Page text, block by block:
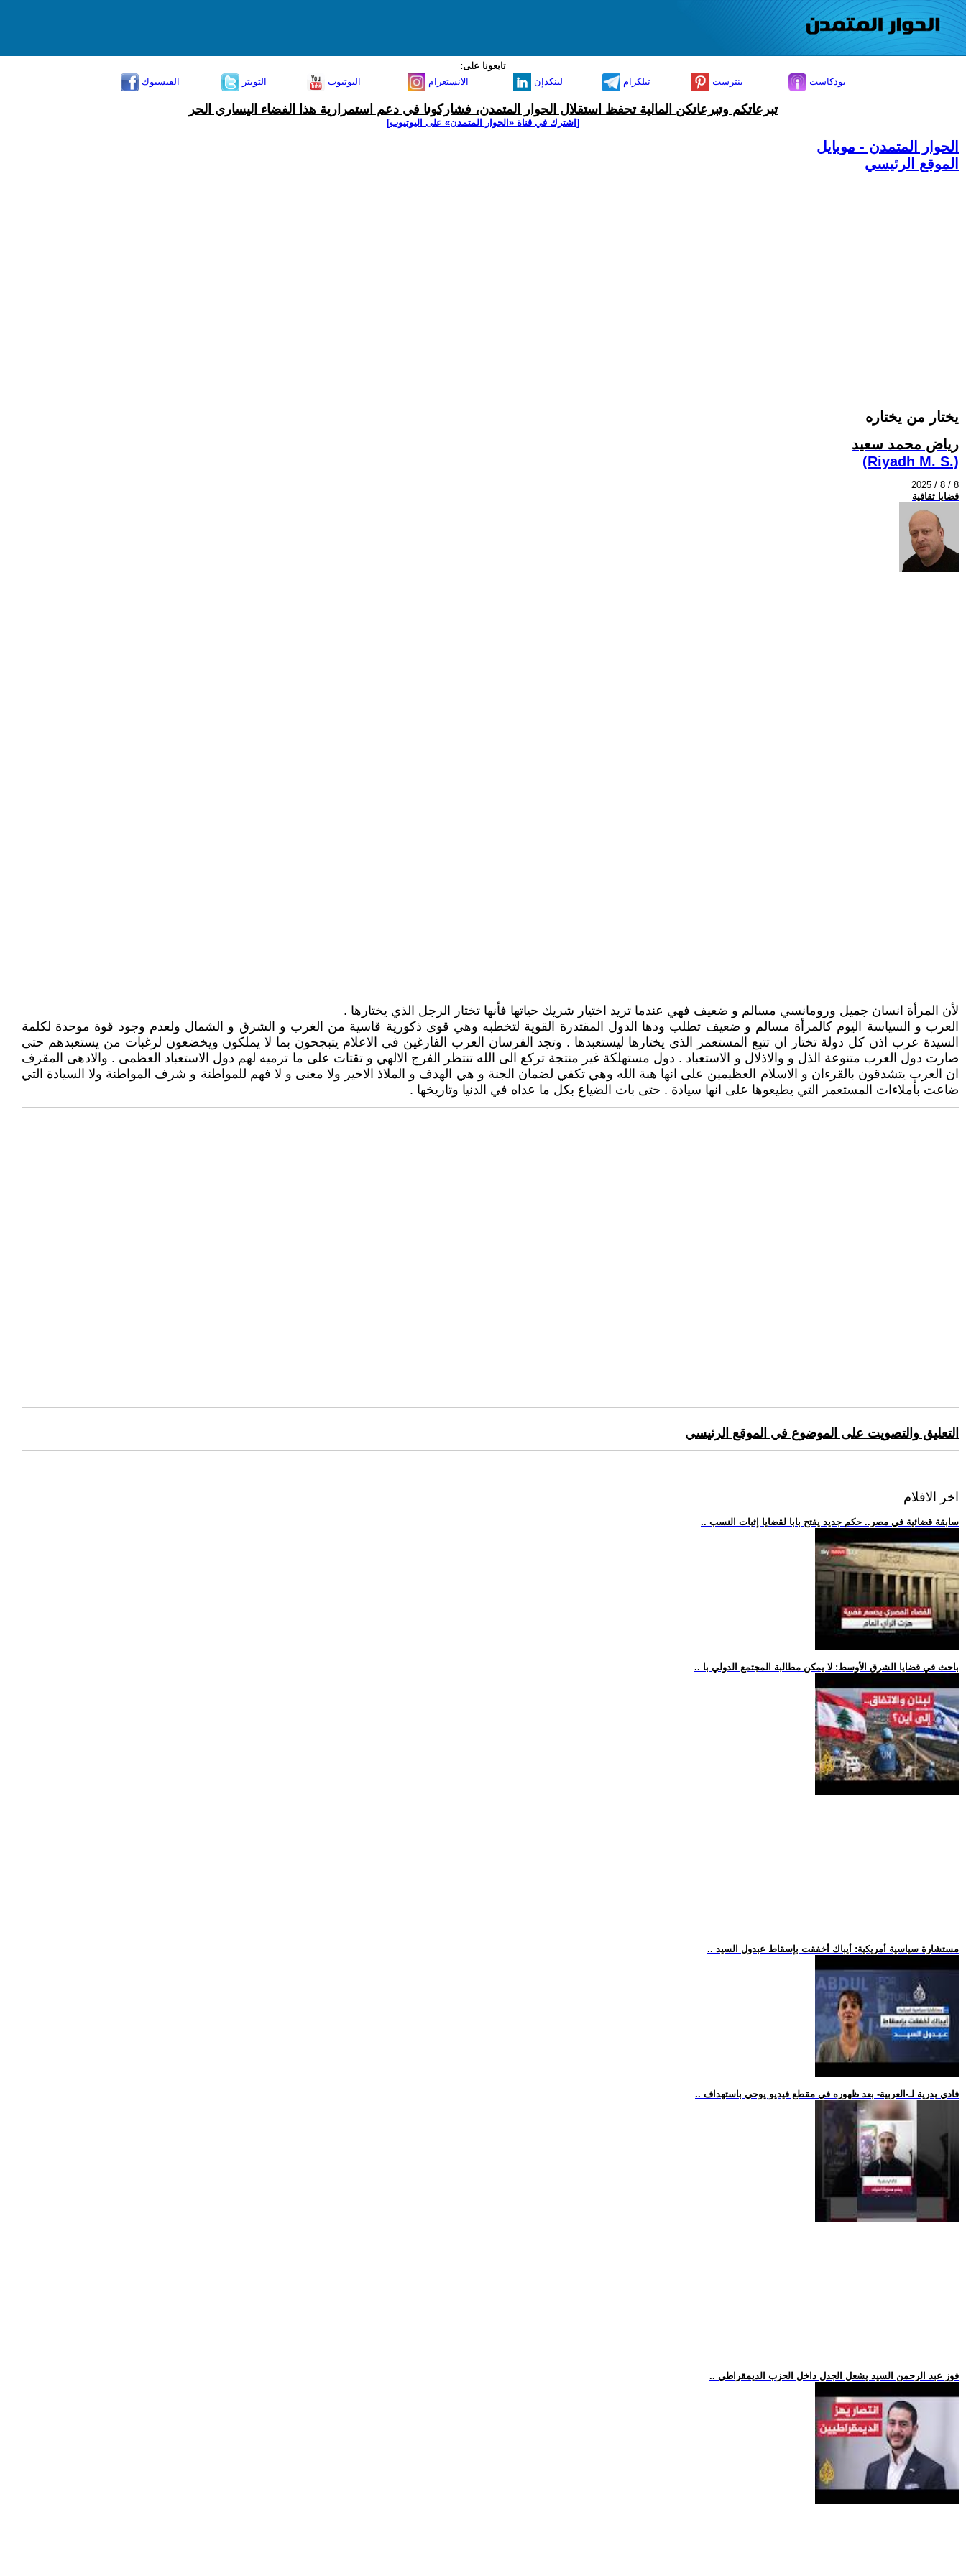
تابعونا على:
الفيسبوك
التويتر اليوتيوب الانستغرام لينكدإن تيلكرام بنترست بودكاست
تبرعاتكم وتبرعاتكن المالية تحفظ استقلال الحوار المتمدن، فشاركونا في دعم استمرارية هذا الفضاء اليساري الحر
[اشترك في قناة ‫«الحوار المتمدن» على اليوتيوب]
الحوار المتمدن - موبايل
الموقع الرئيسي
يختار من يختاره
رياض محمد سعيد
(Riyadh M. S.)
2025 / 8 / 8
قضايا ثقافية
لأن المرأة انسان جميل ورومانسي مسالم و ضعيف فهي عندما تريد اختيار شريك حياتها فأنها تختار الرجل الذي يختارها .
العرب و السياسة اليوم كالمرأة مسالم و ضعيف تطلب ودها الدول المقتدرة القوية لتخطبه وهي قوى ذكورية قاسية من الغرب و الشرق و الشمال ولعدم وجود قوة موحدة لكلمة
السيدة عرب اذن كل دولة تختار ان تتبع المستعمر الذي يختارها ليستعبدها . وتجد الفرسان العرب الفارغين في الاعلام يتبجحون بما لا يملكون ويخضعون لرغبات من يستعبدهم حتى
صارت دول العرب متنوعة الذل و والاذلال و الاستعباد . دول مستهلكة غير منتجة تركع الى الله تنتظر الفرج الالهي و تقتات على ما ترميه لهم دول الاستعباد العظمى . والادهى المقرف
ان العرب يتشدقون بالقرءان و الاسلام العظيمين على انها هبة الله وهي تكفي لضمان الجنة و هي الهدف و الملاذ الاخير ولا معنى و لا فهم للمواطنة و شرف المواطنة ولا السيادة التي
ضاعت بأملاءات المستعمر التي يطيعوها على انها سيادة . حتى بات الضياع بكل ما عداه في الدنيا وتاريخها .
التعليق والتصويت على الموضوع في الموقع الرئيسي
اخر الافلام
.. سابقة قضائية في مصر.. حكم جديد يفتح بابا لقضايا إثبات النسب
.. باحث في قضايا الشرق الأوسط: لا يمكن مطالبة المجتمع الدولي با
.. مستشارة سياسية أمريكية: أيباك أخفقت بإسقاط عبدول السيد
.. فادي بدرية لـ-العربية- بعد ظهوره في مقطع فيديو يوحي باستهداف
.. فوز عبد الرحمن السيد يشعل الجدل داخل الحزب الديمقراطي